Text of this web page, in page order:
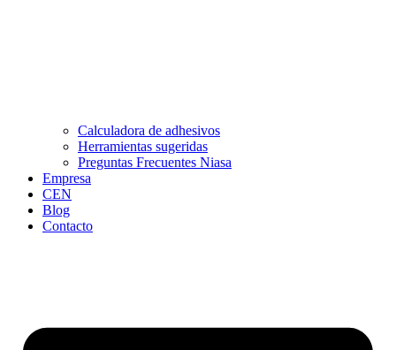
Calculadora de adhesivos
Herramientas sugeridas
Preguntas Frecuentes Niasa
Empresa
CEN
Blog
Contacto